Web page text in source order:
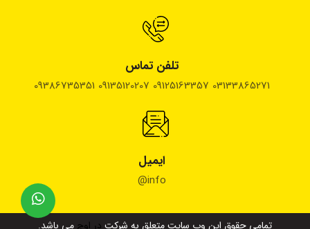
تلفن تماس
03133865271 09125163357 09135120207 09386735351
ایمیل
info@
تمامی حقوق این وب سایت متعلق به شرکت در اوج می باشد.